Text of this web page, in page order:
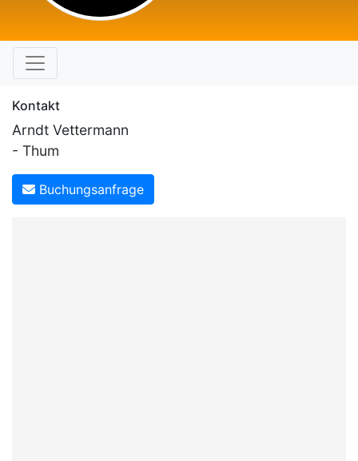
Kontakt
Arndt Vettermann
- Thum
Buchungsanfrage